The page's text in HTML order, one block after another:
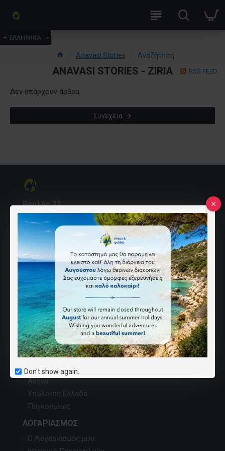
Don't show again.
ΕΛΛΗΝΙΚΑ
Anavasi Stories Αναζήτηση
ANAVASI STORIES - ZIRIA RSS FEED
Δεν υπάρχουν άρθρα.
Συνέχεια
Βουλής 32
10557 Αθήνα, Ελλάδα
ΑΝΆΒΑΣΗ
Ποιοι Είμαστε
Επικοινωνία
Χάρτης Ιστοσελίδας
Εντοπισμός χαρτών
Κατάλογος εκδόσεων
Όροι Αγορών
Καριέρα
Αθήνα
Υπόλοιπη Ελλάδα
Παγκοσμίως
ΛΟΓΑΡΙΑΣΜΌΣ
Ο Λογαριασμός μου